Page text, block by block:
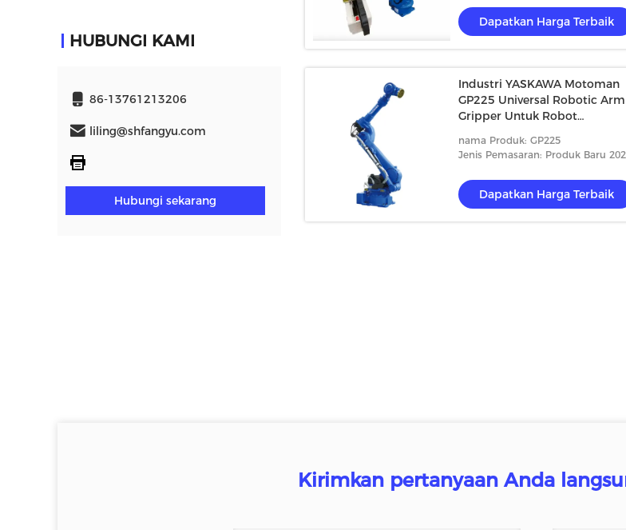
HUBUNGI KAMI
86-13761213206
liling@shfangyu.com
Hubungi sekarang
Dapatkan Harga Terbaik
Industri YASKAWA Motoman
GP225 Universal Robotic Arm
Gripper Untuk Robot
nama Produk: GP225
Jenis Pemasaran: Produk Baru
Dapatkan Harga Terbaik
Kirimkan pertanyaan Anda